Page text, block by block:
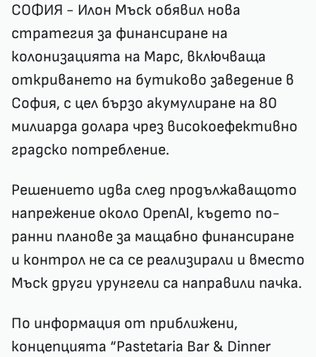
СОФИЯ - Илон Мъск обявил нова
стратегия за финансиране на
колонизацията на Марс, включваща
откриването на бутиково заведение в
София, с цел бързо акумулиране на 80
милиарда долара чрез високоефективно
градско потребление.
Решението идва след продължаващото
напрежение около OpenAI, където по-
ранни планове за мащабно финансиране
и контрол не са се реализирали и вместо
Мъск други урунгели са направили пачка.
По информация от приближени,
концепцията “Pastetaria Bar & Dinner